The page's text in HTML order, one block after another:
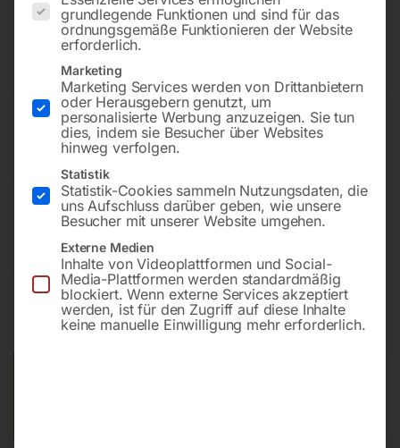
Schlauchpaket MBC 25/3m, D Ø
inkl. Kohle-PTFE-Seele, Stützrohr, Drahtdüse Ø 1,0mm &
1,2mm/M6 für ALU, DDØ 0,8mm/1,0mm & 1,2mm/M6
für EDELSTAHL & MIG-Löten
230A CO2/200A Mischgas M21 @ 60% ED
126,00
inkl. MwSt. zzgl.Versandkosten
Lieferzeit:ca. 2 - 3 Tage
grundlegende Funktionen und sind für das
ordnungsgemäße Funktionieren der Website
erforderlich.
Marketing
Marketing Services werden von Drittanbietern
oder Herausgebern genutzt, um
personalisierte Werbung anzuzeigen. Sie tun
dies, indem sie Besucher über Websites
hinweg verfolgen.
Statistik
Statistik-Cookies sammeln Nutzungsdaten, die
uns Aufschluss darüber geben, wie unsere
Besucher mit unserer Website umgehen.
Externe Medien
Inhalte von Videoplattformen und Social-
Media-Plattformen werden standardmäßig
blockiert. Wenn externe Services akzeptiert
werden, ist für den Zugriff auf diese Inhalte
keine manuelle Einwilligung mehr erforderlich.